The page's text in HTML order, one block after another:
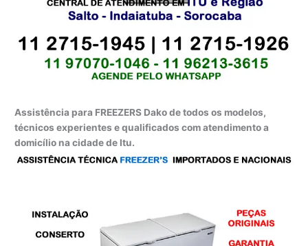
Assistência para FREEZERS Dako de todos os modelos,
técnicos experientes e qualificados com atendimento a
domicílio na cidade de Itu.